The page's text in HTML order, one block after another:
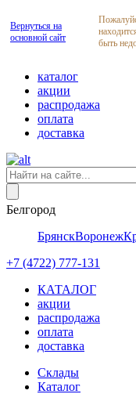
Вернуться на
основной сайт
быть
каталог
акции
распродажа
оплата
доставка
Белгород
БрянскВоронеж
+7 (4722) 777-131
КАТАЛОГ
акции
распродажа
оплата
доставка
Склады
Каталог